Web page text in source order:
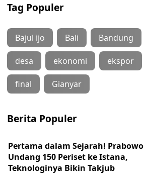
Tag Populer
Bajul ijo Bali Bandung
desa ekonomi ekspor
final Gianyar
Berita Populer
Pertama dalam Sejarah! Prabowo
Undang 150 Periset ke Istana,
Teknologinya Bikin Takjub